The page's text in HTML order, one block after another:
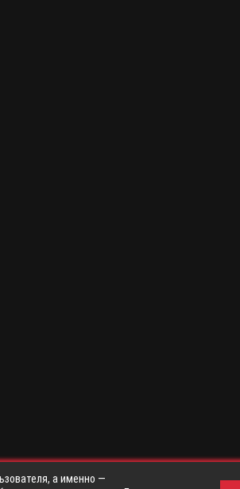
а именно —